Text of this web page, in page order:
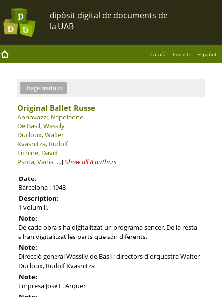
Català English Español
Usage statistics
Original Ballet Russe
Annovazzi, Napoleone
De Basil, Wassily
Ducloux, Walter
Kvasnitza, Rudolf
Lichine, David
Psota, Vania [...]Show all 8 authors
Date:
Barcelona : 1948
Description:
1 volum il.
Note:
De cada obra s'ha digitalitzat un programa sencer. De la resta
s'han digitalitzat les parts que són diferents.
Note:
Direcció general Wassily de Basil ; directors d'orquestra Walter
Ducloux, Rudolf Kvasnitza
Note:
Empresa José F. Arquer